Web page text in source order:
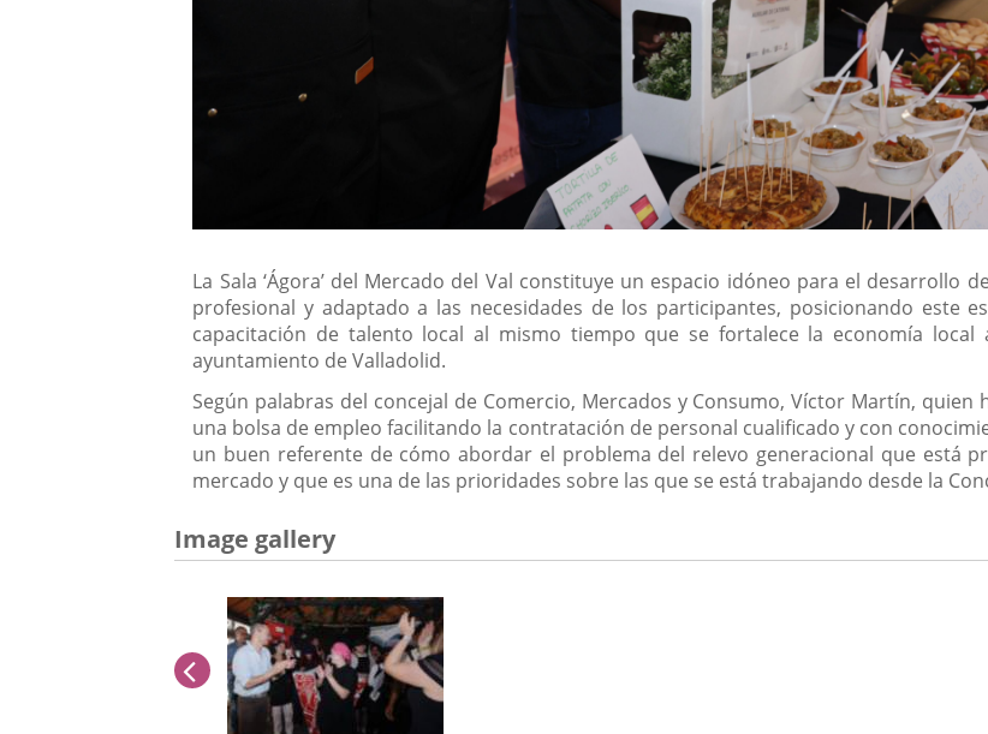
La Sala ‘Ágora’ del Mercado del Val constituye un espacio idóneo para el
profesional y adaptado a las necesidades de los participantes, posicionando este
capacitación de talento local al mismo tiempo que se fortalece la economía
ayuntamiento de Valladolid.
Según palabras del concejal de Comercio, Mercados y Consumo, Víctor Martín,
una bolsa de empleo facilitando la contratación de personal cualificado y con
un buen referente de cómo abordar el problema del relevo generacional que está
mercado y que es una de las prioridades sobre las que se está trabajando desde la
Image gallery
previus